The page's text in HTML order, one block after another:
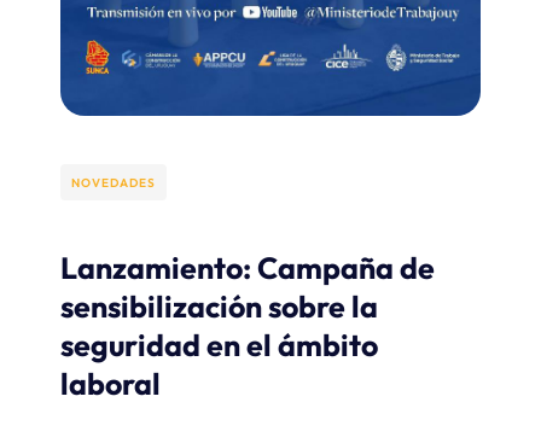
NOVEDADES
Lanzamiento: Campaña de
sensibilización sobre la
seguridad en el ámbito
laboral